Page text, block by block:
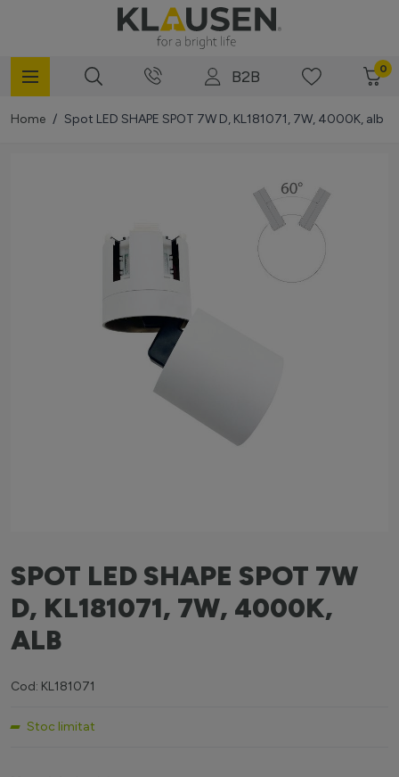
B2B 0
Home / Spot LED SHAPE SPOT 7W D, KL181071, 7W, 4000K, alb
SPOT LED SHAPE SPOT 7W
D, KL181071, 7W, 4000K,
ALB
Cod: KL181071
Stoc limitat